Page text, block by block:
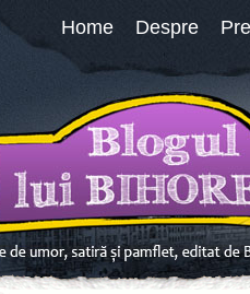
Home Despre